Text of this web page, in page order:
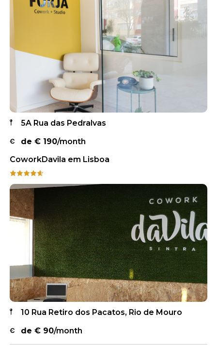
5A Rua das Pedralvas
de € 190/month
CoworkDavila em Lisboa
10 Rua Retiro dos Pacatos, Rio de Mouro
de € 90/month